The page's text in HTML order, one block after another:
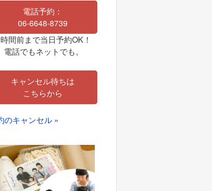
電話予約：
06-6648-8739
間前まで当日予約OK！
電話でもネットでも。
キャンセル待ちは
こちらから
のキャンセル »